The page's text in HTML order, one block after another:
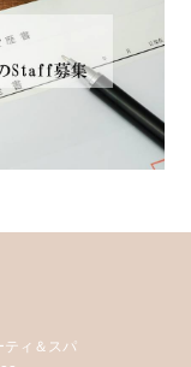
ティ＆スパ